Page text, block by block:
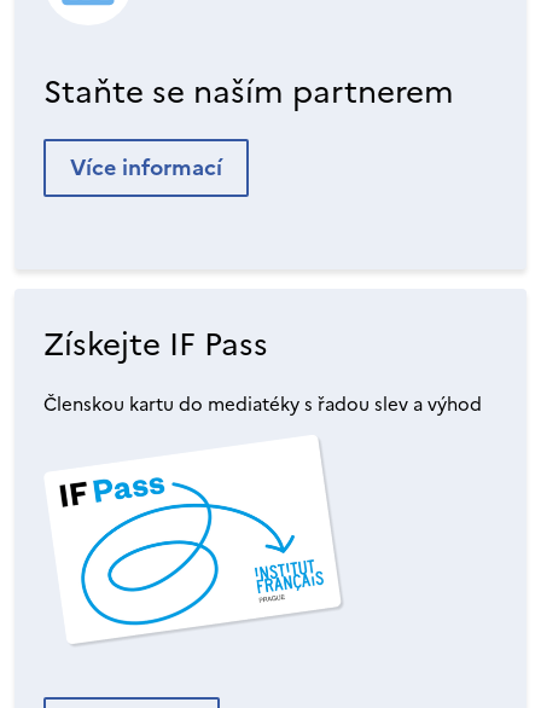
Staňte se naším partnerem
Více informací
Získejte IF Pass
Členskou kartu do mediatéky s řadou slev a výhod